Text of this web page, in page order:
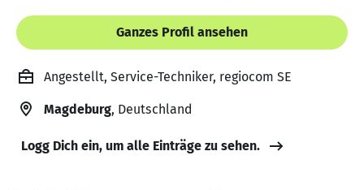
Ganzes Profil ansehen
Angestellt, Service-Techniker, regiocom SE
Magdeburg, Deutschland
Logg Dich ein, um alle Einträge zu sehen.